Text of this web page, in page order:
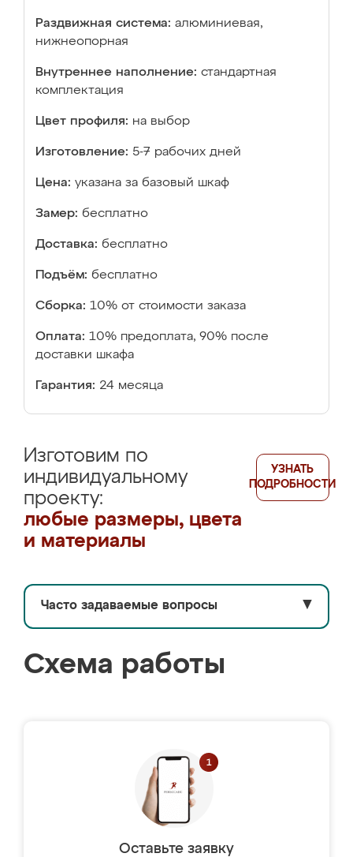
Раздвижная система: алюминиевая,
нижнеопорная
Внутреннее наполнение: стандартная
комплектация
Цвет профиля: на выбор
Изготовление: 5-7 рабочих дней
Цена: указана за базовый шкаф
Замер: бесплатно
Доставка: бесплатно
Подъём: бесплатно
Сборка: 10% от стоимости заказа
Оплата: 10% предоплата, 90% после
доставки шкафа
Гарантия: 24 месяца
Изготовим по
индивидуальному
проекту:
любые размеры, цвета
и материалы
УЗНАТЬ
ПОДРОБНОСТИ
Часто задаваемые вопросы ▼
Схема работы
Оставьте заявку